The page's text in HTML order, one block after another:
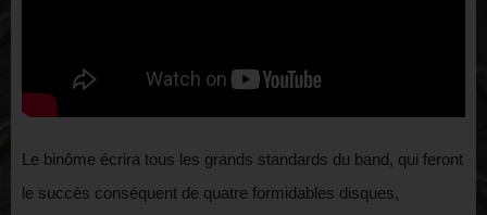
Le binôme écrira tous les grands standards du band, qui feront
le succès conséquent de quatre formidables disques,